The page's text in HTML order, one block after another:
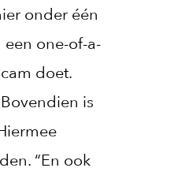
onder één
een one-of-a-
doet.
is
“En ook